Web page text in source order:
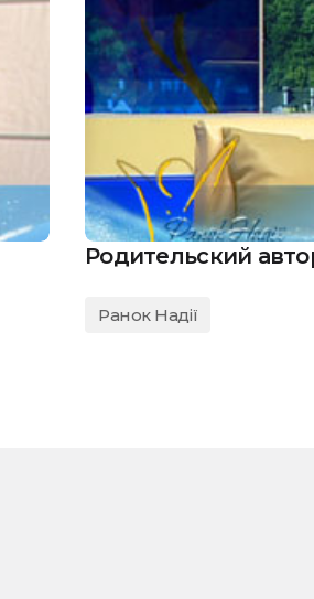
Родительский
Ранок Надії